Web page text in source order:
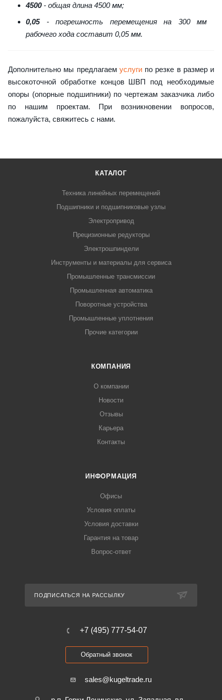
4500- общая длина 4500 мм;
0,05- погрешность перемещения на 300 мм
рабочего хода составит 0,05 мм.
Дополнительно мы предлагаем услугипо резке в размер и
высокоточной обработке концов ШВП под необходимые
опоры (опорные подшипники) по чертежам заказчика либо
по нашим проектам. При возникновении вопросов,
пожалуйста, свяжитесь с нами.
КАТАЛОГ
Техника линейных перемещений
Подшипники и подшипниковые узлы
Электропривод
Прецизионные редукторы
Электрошпиндели
Инструменты и материалы для сервиса
Промышленные трансмиссии
Промышленная автоматика
Поворотные устройства
Промышленные уплотнения
Прочие категории
КОМПАНИЯ
О компании
Новости
Отзывы
Карьера
Контакты
ИНФОРМАЦИЯ
Офисы
Условия оплаты
Условия доставки
Гарантия на товар
Вопрос-ответ
ПОДПИСАТЬСЯ НА РАССЫЛКУ
+7 (495) 777-54-07
Обратный звонок
sales@kugeltrade.ru